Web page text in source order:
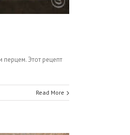
Этот рецепт
Read More